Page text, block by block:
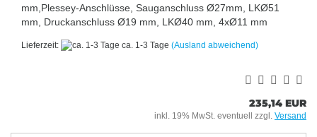
mm,Plessey-Anschlüsse, Sauganschluss Ø27mm, LKØ51
mm, Druckanschluss Ø19 mm, LKØ40 mm, 4xØ11 mm
Lieferzeit: ca. 1-3 Tage (Ausland abweichend)
235,14 EUR
inkl. 19% MwSt. eventuell zzgl. Versand